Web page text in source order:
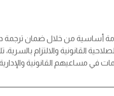
أساسية من خلال ضمان ترجمة
القانونية والالتزام
مساعيهم القانونية والإدارية